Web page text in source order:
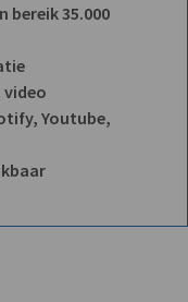
bereik 35.000
Youtube,